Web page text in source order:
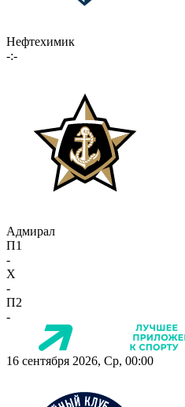
Нефтехимик
-:-
Адмирал
П1
-
X
-
П2
-
16 сентября 2026, Ср, 00:00